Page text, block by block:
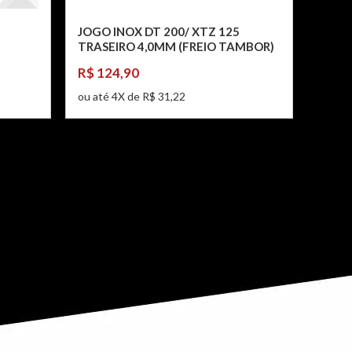
JOGO INOX DT 200/ XTZ 125
TRASEIRO 4,0MM (FREIO TAMBOR)
R$ 124,90
ou até 4X de R$ 31,22